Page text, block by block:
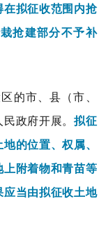
拟征收范围内抢
抢建部分不予补
的市、县（市、
政府开展。 拟征
的位置、权属、
附着物和青苗等
当由拟征收土地